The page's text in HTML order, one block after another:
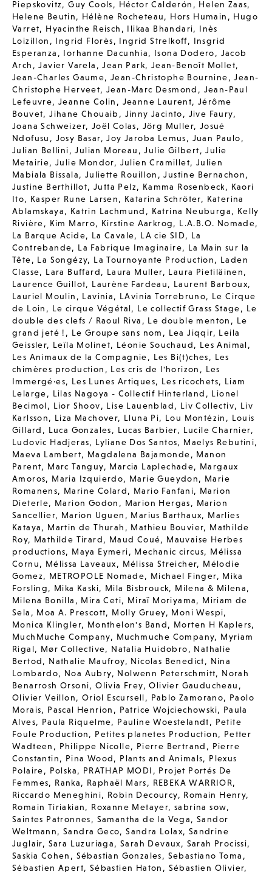
Piepskovitz,Guy Cools, Héctor Calderón , Helen Zaas,
Helene Beutin, Hélène Rocheteau, Hors Humain , Hugo
Varret, Hyacinthe Reisch , Ilikaa Bhandari, Inès
Loizillon , Ingrid Florès, Ingrid Strelkoff, Insgrid
Esperanza , Iorhanne Dacunhia, Isona Dodero, Jacob
Arch ,Javier Varela ,Jean Park, Jean-Benoît Mollet,
Jean-Charles Gaume,Jean-Christophe Bournine,Jean-
Christophe Herveet,Jean-Marc Desmond , Jean-Paul
Lefeuvre,Jeanne Colin , Jeanne Laurent,Jérôme
Bouvet,Jihane Chouaib , Jinny Jacinto, Jive Faury,
Joana Schweizer, Joël Colas, Jörg Muller, Josué
Ndofusu , Josy Basar,Joy Jaroba Lemus, Juan Paulo,
Julian Bellini,Julian Moreau ,Julie Gilbert,Julie
Metairie,Julie Mondor, Julien Cramillet, Julien
Mabiala Bissala, Juliette Rouillon ,Justine Bernachon,
Justine Berthillot,Jutta Pelz, Kamma Rosenbeck, Kaori
Ito, Kasper Rune Larsen, Katarina Schröter, Katerina
Ablamskaya, Katrin Lachmund , Katrina Neuburga, Kelly
Rivière, Kim Marro, Kirstine Aarkrog, L.A.B.O. Nomade,
La Barque Acide, La Cavale, LA cie SID, La
Contrebande, La Fabrique Imaginaire, La Main sur la
Tête, La Songézy, La Tournoyante Production, Laden
Classe, Lara Buffard, Laura Muller, Laura Pietiläinen,
Laurence Guillot, Laurène Fardeau, Laurent Barboux,
Lauriel Moulin , Lavinia, LAvinia Torrebruno, Le Cirque
de Loin , Le cirque Végétal, Le collectif Grass Stage, Le
double des clefs / Raoul Riva , Le double menton , Le
grand jeté ! , Le Groupe sans nom , Lea Jiqqir, Leila
Geissler, Leïla Molinet, Léonie Souchaud, Les Animal,
Les Animaux de la Compagnie, Les Bi(t)ches, Les
chimères production , Les cris de l'horizon , Les
Immergé·es, Les Lunes Artiques, Les ricochets, Liam
Lelarge, Lilas Nagoya - Collectif Hinterland , Lionel
Becimol, Lior Shoov, Lise Lauenblad, Liv Collectiv, Liv
Karlsson, Liza Machover, Lluna Pi, Lou Montézin , Louis
Gillard , Luca Gonzales, Lucas Barbier, Lucile Charnier,
Ludovic Hadjeras, Lyliane Dos Santos, Maelys Rebutini,
Maeva Lambert, Magdalena Bajamonde, Manon
Parent, Marc Tanguy, Marcia Laplechade, Margaux
Amoros, Maria Izquierdo, Marie Gueydon, Marie
Romanens, Marine Colard, Mario Fanfani, Marion
Dieterle, Marion Godon , Marion Hergas, Marion
Sancellier, Marion Uguen , Marius Barthaux, Marlies
Kataya, Martin de Thurah , Mathieu Bouvier, Mathilde
Roy, Mathilde Tirard, Maud Coué, Mauvaise Herbes
productions, Maya Eymeri, Mechanic circus, Mélissa
Cornu, Mélissa Laveaux, Mélissa Streicher, Mélodie
Gomez, METROPOLE Nomade, Michael Finger, Mika
Forsling, Mika Kaski, Mila Bisbrouck, Milena & Milena,
Milena Bonilla , Mira Ceti, Miraï Moriyama, Miriam de
Sela , Moa A. Prescott, Molly Gruey, Moni Wespi,
Monica Klingler, Monthelon's Band, Morten H Kaplers,
MuchMuche Company, Muchmuche Company, Myriam
Rigal, Mør Collective,Natalia Huidobro,Nathalie
Bertod,Nathalie Maufroy,Nicolas Benedict, Nina
Lombardo,Noa Aubry,Nolwenn Peterschmitt,Norah
Benarrosh Orsoni,Olivia Frey,Olivier Gauducheau ,
Olivier Veillon, Oriol Escursell, Pablo Zamorano, Paolo
Morais, Pascal Henrion , Patrice Wojciechowski, Paula
Alves, Paula Riquelme, Pauline Woestelandt, Petite
Foule Production, Petites planetes Production, Petter
Wadteen , Philippe Nicolle, Pierre Bertrand , Pierre
Constantin, Pina Wood, Plants and Animals, Plexus
Polaire, Polska, PRATHAP MODI , Projet Portés De
Femmes, Ranka, Raphaël Mars, REBEKA WARRIOR,
Riccardo Meneghini, Robin Decourcy, Romain Henry,
Romain Tiriakian, Roxanne Metayer,sabrina sow,
Saintes Patronnes, Samantha de la Vega,Sandor
Weltmann,Sandra Geco,Sandra Lolax, Sandrine
Juglair, Sara Luzuriaga,Sarah Devaux, Sarah Procissi,
Saskia Cohen , Sébastian Gonzales, Sebastiano Toma ,
Sébastien Apert, Sébastien Haton , Sébastien Olivier,